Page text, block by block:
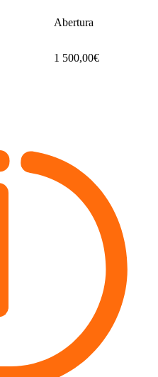
Abertura
1 500,00€